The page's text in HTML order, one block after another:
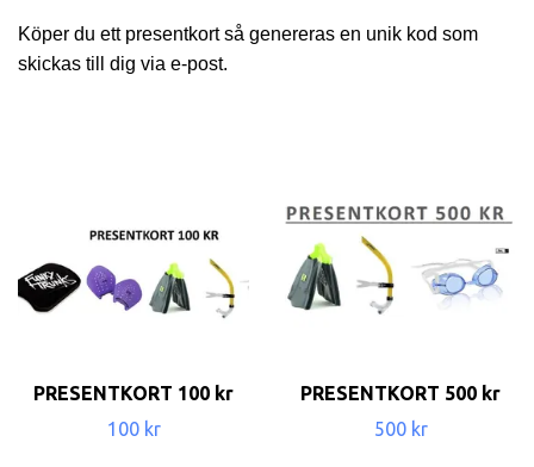
Köper du ett presentkort så genereras en unik kod som
skickas till dig via e-post.
PRESENTKORT 100 kr
100 kr
PRESENTKORT 500 kr
500 kr